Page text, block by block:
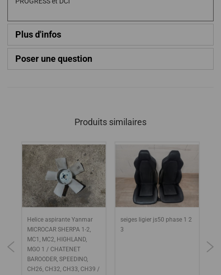
Plus d'infos
Poser une question
Produits similaires
Helice aspirante Yanmar
MICROCAR SHERPA 1-2,
MC1, MC2, HIGHLAND,
MGO 1 / CHATENET
BAROODER, SPEEDINO,
CH26, CH32, CH33, CH39 /
seiges ligier js50 phase 1 2
3